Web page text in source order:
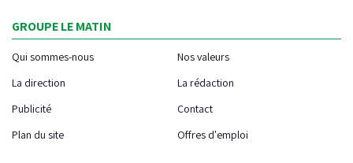
GROUPE LE MATIN
Qui sommes-nous
Nos valeurs
La direction
La rédaction
Publicité
Contact
Plan du site
Offres d'emploi